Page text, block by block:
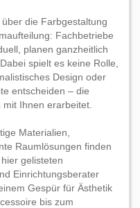
die Farbgestaltung
Fachbetriebe
planen ganzheitlich
spielt es keine Rolle,
Design oder
entscheiden – die
Ihnen erarbeitet.
Materialien,
Raumlösungen finden
gelisteten
Einrichtungsberater
Gespür für Ästhetik
bis zum